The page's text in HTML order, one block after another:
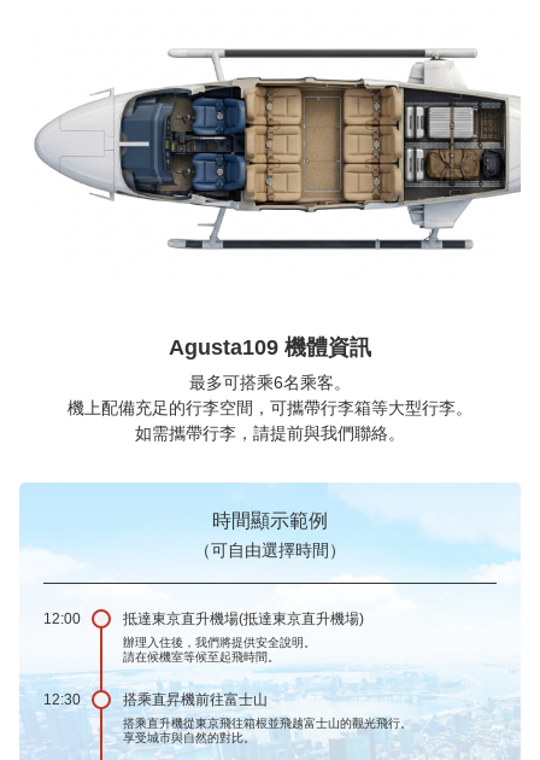
Agusta109 機體資訊
最多可搭乘6名乘客。
機上配備充足的行李空間，可攜帶行李箱等大型行李。
如需攜帶行李，請提前與我們聯絡。
時間顯示範例
（可自由選擇時間）
12:00 抵達東京直升機場(抵達東京直升機場)
辦理入住後，我們將提供安全說明。
請在候機室等候至起飛時間。
12:30 搭乘直昇機前往富士山
搭乘直升機從東京飛往箱根並飛越富士山的觀光飛行。
享受城市與自然的對比。